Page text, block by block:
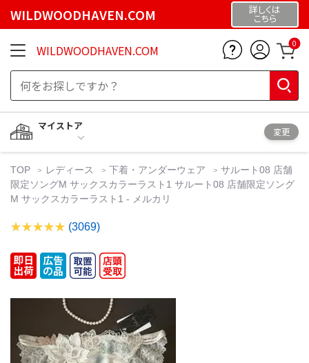
WILDWOODHAVEN.COM 詳しくは
こちら
WILDWOODHAVEN.COM 0
マイストア
変更
TOP レディース 下着・アンダーウェア
サルート08 店舗
限定ソングM サックスカラーラスト1 サルート08 店舗限定ソング
M サックスカラーラスト1 - メルカリ
(3069)